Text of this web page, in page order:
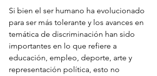
Si bien el ser humano ha evolucionado
para ser más tolerante y los avances en
temática de discriminación han sido
importantes en lo que refiere a
educación, empleo, deporte, arte y
representación política, esto no